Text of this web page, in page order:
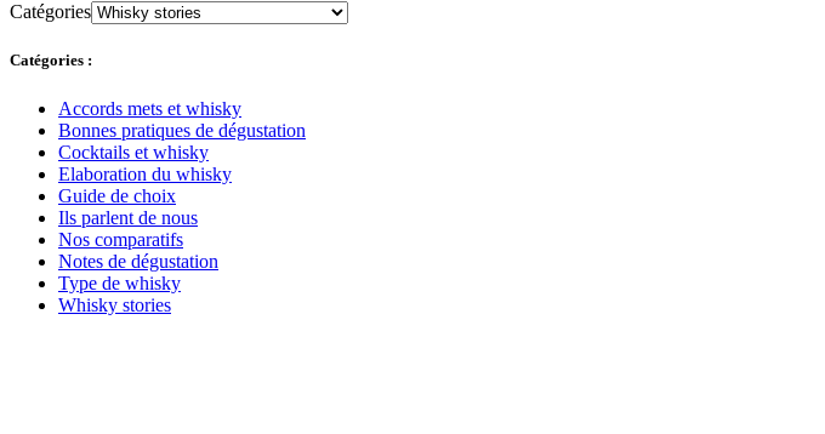
Catégories
Catégories :
Accords mets et whisky
Bonnes pratiques de dégustation
Cocktails et whisky
Elaboration du whisky
Guide de choix
Ils parlent de nous
Nos comparatifs
Notes de dégustation
Type de whisky
Whisky stories